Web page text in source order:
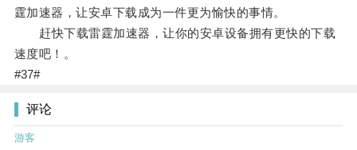
霆加速器，让安卓下载成为一件更为愉快的事情。
赶快下载雷霆加速器，让你的安卓设备拥有更快的下载
速度吧！。
#37#
评论
游客